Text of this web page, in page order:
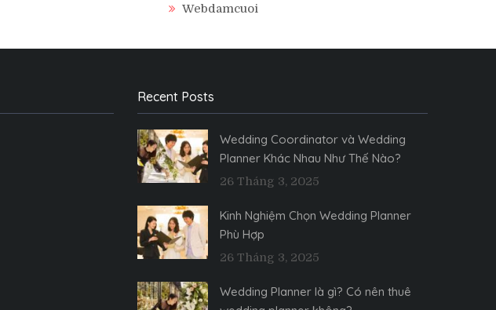
Webdamcuoi
Recent Posts
Wedding Coordinator và Wedding
Planner Khác Nhau Như Thế Nào?
26 Tháng 3, 2025
Kinh Nghiệm Chọn Wedding Planner
Phù Hợp
26 Tháng 3, 2025
Wedding Planner là gì? Có nên thuê